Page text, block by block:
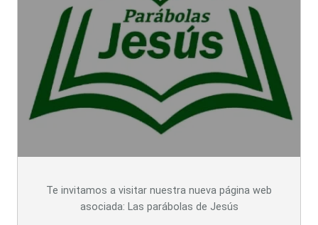
Te invitamos a visitar nuestra nueva página web
asociada: Las parábolas de Jesús